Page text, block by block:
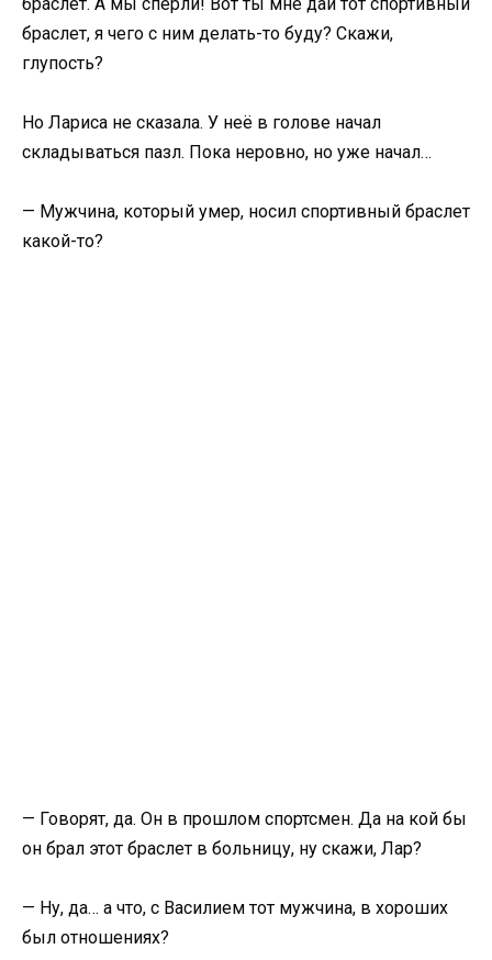
браслет, я чего с ним делать-то буду? Скажи,
глупость?
Но Лариса не сказала. У неё в голове начал
складываться пазл. Пока неровно, но уже начал…
— Мужчина, который умер, носил спортивный браслет
какой-то?
— Говорят, да. Он в прошлом спортсмен. Да на кой бы
он брал этот браслет в больницу, ну скажи, Лар?
— Ну, да… а что, с Василием тот мужчина, в хороших
был отношениях?